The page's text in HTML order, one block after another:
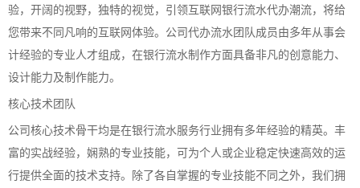
验，开阔的视野，独特的视觉，引领互联网银行流水代办潮流，将给
您带来不同凡响的互联网体验。公司代办流水团队成员由多年从事会
计经验的专业人才组成，在银行流水制作方面具备非凡的创意能力、
设计能力及制作能力。
核心技术团队
公司核心技术骨干均是在银行流水服务行业拥有多年经验的精英。丰
富的实战经验，娴熟的专业技能，可为个人或企业稳定快速高效的运
行提供全面的技术支持。除了各自掌握的专业技能不同之外，我们拥